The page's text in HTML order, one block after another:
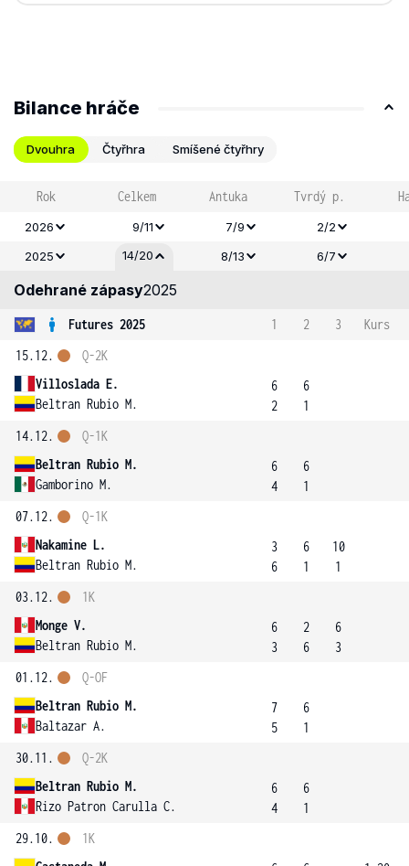
Bilance hráče
Dvouhra Čtyřhra Smíšené čtyřhry
Rok Celkem Antuka Tvrdý p.
2026 9/11 7/9
2/2
2025
14/20 8/13 6/7
Odehrané zápasy2025
Futures 2025 1 2 3
Kurs
15.12.
Villoslada E.
Beltran Rubio M.
Q-2K
6
2
6
1
14.12.
Beltran Rubio M.
Gamborino M.
Q-1K
6
4
6
1
07.12.
Nakamine L.
Beltran Rubio M.
Q-1K
3
6
6
1
10
1
03.12.
Monge V.
Beltran Rubio M.
1K
6
3
2
6
6
3
01.12.
Beltran Rubio M.
Baltazar A.
Q-OF
7
5
6
1
30.11.
Beltran Rubio M.
Rizo Patron Carulla C.
Q-2K
6
4
6
1
29.10.
1K